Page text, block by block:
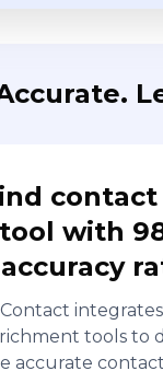
contact
tool with
accuracy
tools to
accurate